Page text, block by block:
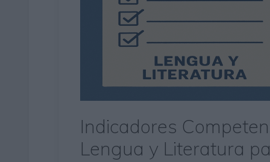
Indicadores
Lengua y Literatura